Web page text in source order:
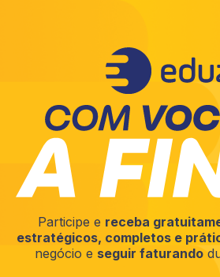
Participe e receba
estratégicos, completos e
negócio e seguir faturando